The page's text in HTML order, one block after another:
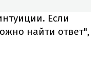
Если
найти ответ",